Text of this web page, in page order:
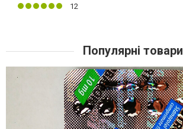
12
Популярні товари